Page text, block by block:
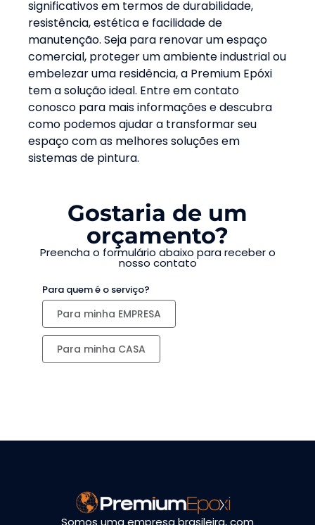
significativos em termos de durabilidade,
resistência, estética e facilidade de
manutenção. Seja para renovar um espaço
comercial, proteger um ambiente industrial ou
embelezar uma residência, a Premium Epóxi
tem a solução ideal. Entre em contato
conosco para mais informações e descubra
como podemos ajudar a transformar seu
espaço com as melhores soluções em
sistemas de pintura.
Gostaria de um
orçamento?
Preencha o formulário abaixo para receber o
nosso contato
Para quem é o serviço?
Para minha EMPRESA
Para minha CASA
Somos uma empresa brasileira, com